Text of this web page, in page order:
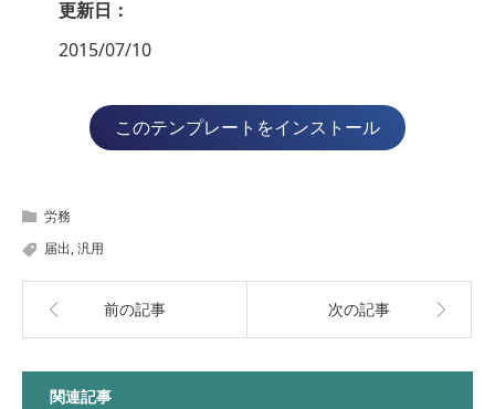
更新日：
2015/07/10
このテンプレートをインストール
労務
届出,汎用
前の記事 次の記事
関連記事